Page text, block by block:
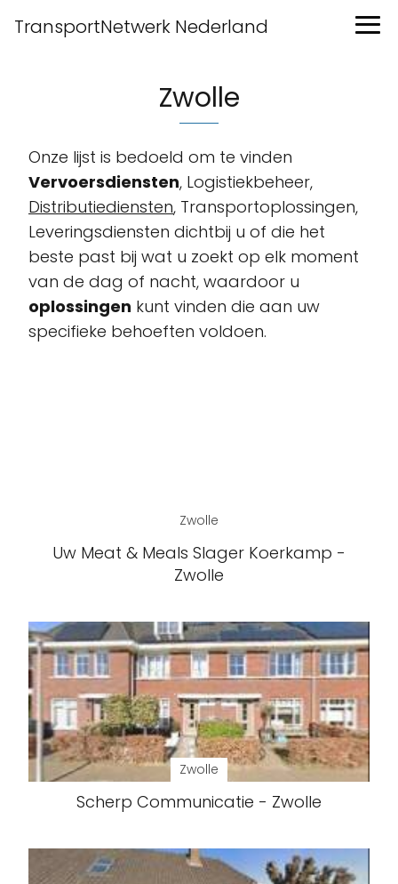
TransportNetwerk Nederland
Zwolle
Onze lijst is bedoeld om te vinden
Vervoersdiensten, Logistiekbeheer,
Distributiediensten, Transportoplossingen,
Leveringsdiensten dichtbij u of die het
beste past bij wat u zoekt op elk moment
van de dag of nacht, waardoor u
oplossingen kunt vinden die aan uw
specifieke behoeften voldoen.
Zwolle
Uw Meat & Meals Slager Koerkamp -
Zwolle
Zwolle
Scherp Communicatie - Zwolle